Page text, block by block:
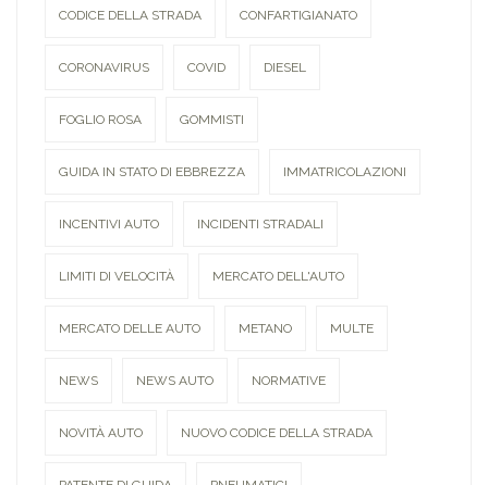
CODICE DELLA STRADA CONFARTIGIANATO
CORONAVIRUS COVID DIESEL
FOGLIO ROSA GOMMISTI
GUIDA IN STATO DI EBBREZZA IMMATRICOLAZIONI
INCENTIVI AUTO INCIDENTI STRADALI
LIMITI DI VELOCITÀ MERCATO DELL'AUTO
MERCATO DELLE AUTO METANO MULTE
NEWS NEWS AUTO NORMATIVE
NOVITÀ AUTO NUOVO CODICE DELLA STRADA